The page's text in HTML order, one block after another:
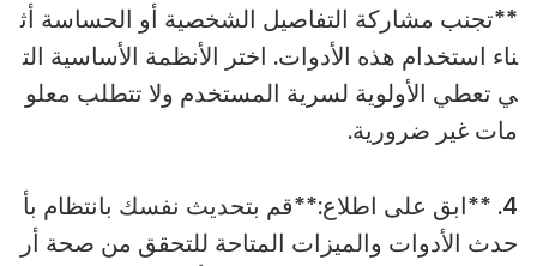
**تجنب مشاركة التفاصيل الشخصية أو الحساسة أث
ناء استخدام هذه الأدوات. اختر الأنظمة الأساسية الت
ي تعطي الأولوية لسرية المستخدم ولا تتطلب معلو
مات غير ضرورية.
4. **ابق على اطلاع:**قم بتحديث نفسك بانتظام بأ
حدث الأدوات والميزات المتاحة للتحقق من صحة أر